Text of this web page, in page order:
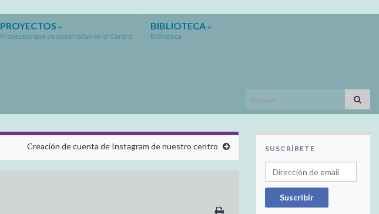
PROYECTOS
Proyectos que se desarrollan en el Centro
BIBLIOTECA
Biblioteca
Search for:
Creación de cuenta de Instagram de nuestro centro SUSCRÍBETE
Dirección de email
Suscribir